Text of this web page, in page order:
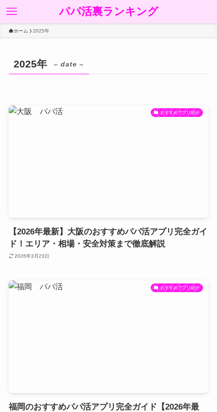
パパ活裏ランキング
ホーム 2025年
2025年 – date –
おすすめアプリ紹介
【2026年最新】大阪のおすすめパパ活アプリ完全ガイ
ド！エリア・相場・安全対策まで徹底解説
2026年3月23日
おすすめアプリ紹介
福岡のおすすめパパ活アプリ完全ガイド【2026年最